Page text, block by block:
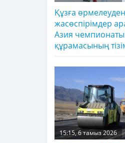
Құзға өрмелеуден
жасөспірімдер
Азия
құрамасының
15:15, 6 тамыз 2026